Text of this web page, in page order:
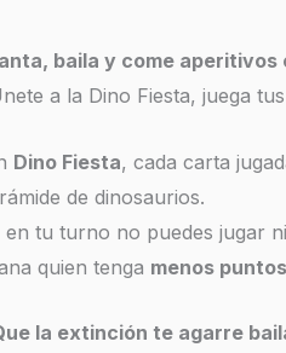
baila y come aperitivos
a la Dino Fiesta, juega
Dino Fiesta, cada carta
de dinosaurios.
en tu turno no puedes jugar
quien tenga menos puntos
la extinción te agarre